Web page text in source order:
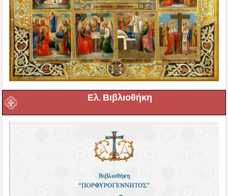
Ελ. Βιβλιοθήκη